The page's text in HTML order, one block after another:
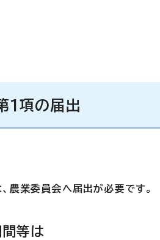
1項の届出
農業委員会へ届出が必要です。
等は